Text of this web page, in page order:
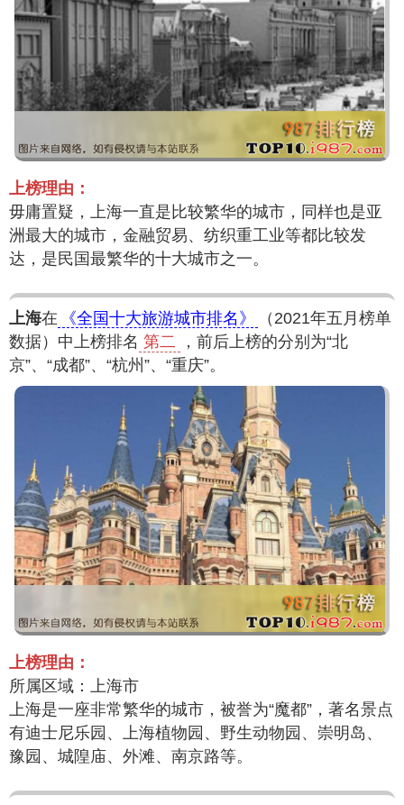
上榜理由：
毋庸置疑，上海一直是比较繁华的城市，同样也是亚
洲最大的城市，金融贸易、纺织重工业等都比较发
达，是民国最繁华的十大城市之一。
上海在 《全国十大旅游城市排名》
（2021年五月榜单
数据）中上榜排名 第二
，前后上榜的分别为“北
京”、“成都”、“杭州”、“重庆”。
上榜理由：
所属区域：上海市
上海是一座非常繁华的城市，被誉为“魔都”，著名景点
有迪士尼乐园、上海植物园、野生动物园、崇明岛、
豫园、城隍庙、外滩、南京路等。